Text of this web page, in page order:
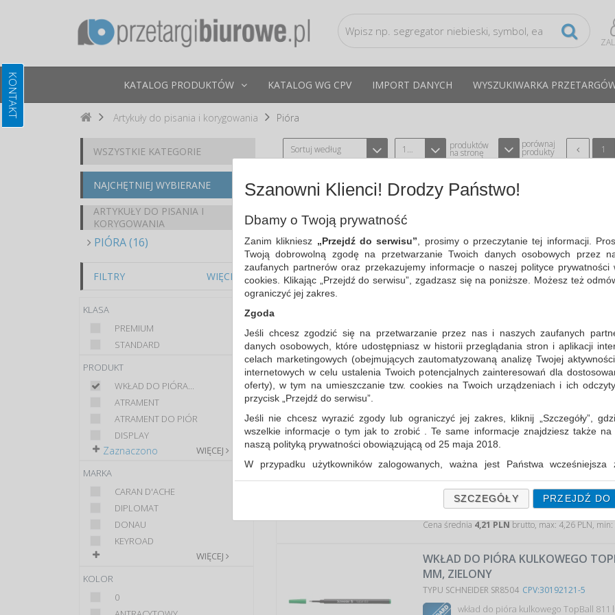
KATALOG PRODUKTÓW KATALOG WG CPV IMPORT DANYCH WYSZUKIWARKA
Artykuły do pisania i korygowania Pióra
WSZYSTKIE KATEGORIE
NAJCHĘTNIEJ WYBIERANE
ARTYKUŁY DO PISANIA I
KORYGOWANIA
PIÓRA (16)
FILTRY WIĘCEJ
KLASA
PREMIUM
STANDARD
PRODUKT
WKŁAD DO PIÓRA...
ATRAMENT
ATRAMENT DO PIÓR
DISPLAY
WIĘCEJ
Zaznaczono
MARKA
CARAN D'ACHE
DIPLOMAT
DONAU
KEYROAD
WIĘCEJ
KOLOR
0
Sortuj według 12 produktów
na stronę
porównaj
produkty 1
WKŁAD DO PIÓR KULKOWYCH DO
TYPU DIPLOMAT D10301307 CPV:30192121-5
wkład do piór kulkowych…
A PLUS, EXCELLENCE A2, AERO,
M, NIEBIESKI
TYPU DIPLOMAT D103016 CPV:30192121-5
wkład do piór kulkowych…
Cena średnia 31,55 PLN brutto, max: 33,11 PLN,
WKŁAD DO PIÓRA KULKOWEGO
MM, NIEBIESKI
TYPU SCHNEIDER SR8503
wkład do pióra kulkowego TopBall
długopisów…
Cena średnia 4,21 PLN brutto, max: 4,26 PLN, min:
WKŁAD DO PIÓRA KULKOWEGO
MM, ZIELONY
TYPU SCHNEIDER SR8504 CPV:30192121-5
wkład do pióra kulkowego TopBall 811
Szanowni Klienci! Drodzy Państwo!
Dbamy o Twoją prywatność
Zanim klikniesz „Przejdź do serwisu” , prosimy o przeczytanie tej informacji.
Twoją dobrowolną zgodę na przetwarzanie Twoich danych osobowych przez
zaufanych partnerów oraz przekazujemy informacje o naszej polityce prywatności
cookies. Klikając „Przejdź do serwisu”, zgadzasz się na poniższe. Możesz też
ograniczyć jej zakres.
Zgoda
Jeśli chcesz zgodzić się na przetwarzanie przez nas i naszych zaufanych
danych osobowych, które udostępniasz w historii przeglądania stron i aplikacji
celach marketingowych (obejmujących zautomatyzowaną analizę Twojej
internetowych w celu ustalenia Twoich potencjalnych zainteresowań dla
oferty), w tym na umieszczanie tzw. cookies na Twoich urządzeniach i ich
przycisk „Przejdź do serwisu”.
Jeśli nie chcesz wyrazić zgody lub ograniczyć jej zakres, kliknij „Szczegóły”,
wszelkie informacje o tym jak to zrobić . Te same informacje znajdziesz także
naszą polityką prywatności obowiązującą od 25 maja 2018.
W przypadku użytkowników zalogowanych, ważna jest Państwa wcześniejsza
SZCZEGÓŁY PRZEJDŹ DO